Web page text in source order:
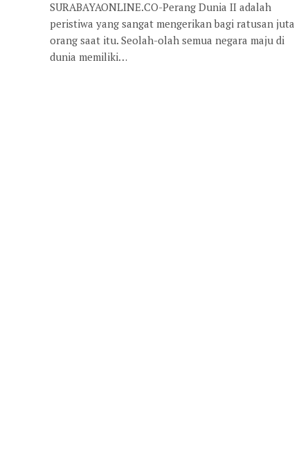
SURABAYAONLINE.CO-Perang Dunia II adalah
peristiwa yang sangat mengerikan bagi ratusan juta
orang saat itu. Seolah-olah semua negara maju di
dunia memiliki…